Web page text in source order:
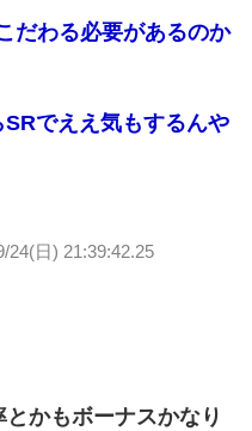
だわる必要があるのか
でええ気もするんや
24(日) 21:39:42.25
かもボーナスかなり